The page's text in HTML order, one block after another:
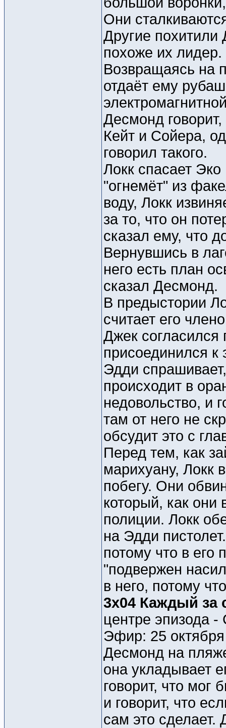
Они
Другие
похоже их лидер.
Возвращаясь на
отдаёт ему
Десмонд
Кейт и Сойера,
говорил такого.
Локк спасает
"огнемёт" из
воду, Локк
за то, что он
сказал ему, что
Вернувшись в
него есть план
сказал Десмонд.
В предыстории
считает его
Джек согласился
присоединился к
Эдди
происходит в
недовольство, и
там от него не
обсудит это с
Перед тем, как
марихуану, Локк
побегу. Они
который, как
полиции. Локк
на Эдди
потому что в его
"подвержен
в него, потому
3x04 Каждый за
центре эпизода -
Эфир: 25
Десмонд на
она укладывает
говорит, что мог
и говорит, что
сам это сделает.